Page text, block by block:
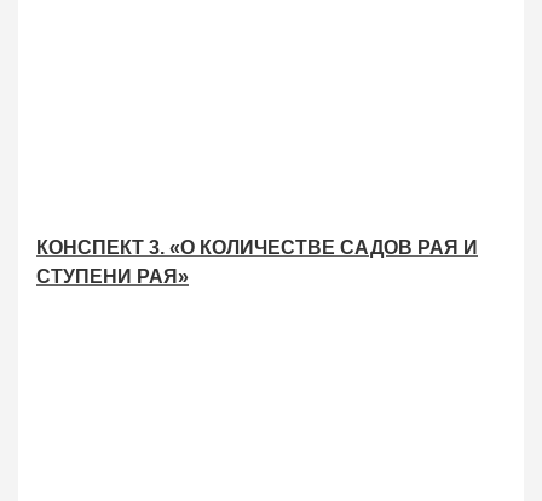
КОНСПЕКТ 3. «О КОЛИЧЕСТВЕ САДОВ РАЯ И
СТУПЕНИ РАЯ»